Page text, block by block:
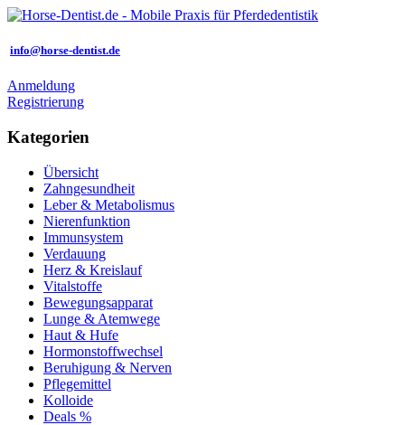
info@horse-dentist.de
Anmeldung
Registrierung
Kategorien
Übersicht
Zahngesundheit
Leber & Metabolismus
Nierenfunktion
Immunsystem
Verdauung
Herz & Kreislauf
Vitalstoffe
Bewegungsapparat
Lunge & Atemwege
Haut & Hufe
Hormonstoffwechsel
Beruhigung & Nerven
Pflegemittel
Kolloide
Deals %